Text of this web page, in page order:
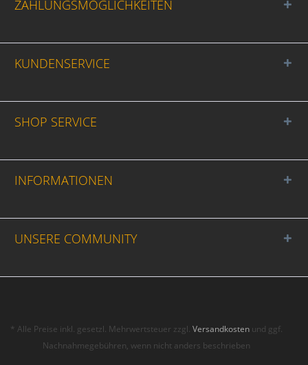
ZAHLUNGSMÖGLICHKEITEN
KUNDENSERVICE
SHOP SERVICE
INFORMATIONEN
UNSERE COMMUNITY
* Alle Preise inkl. gesetzl. Mehrwertsteuer zzgl.Versandkosten und ggf.
Nachnahmegebühren, wenn nicht anders beschrieben